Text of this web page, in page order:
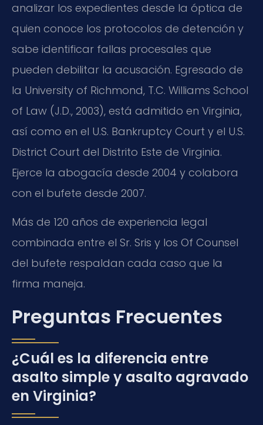
analizar los expedientes desde la óptica de
quien conoce los protocolos de detención y
sabe identificar fallas procesales que
pueden debilitar la acusación. Egresado de
la University of Richmond, T.C. Williams School
of Law (J.D., 2003), está admitido en Virginia,
así como en el U.S. Bankruptcy Court y el U.S.
District Court del Distrito Este de Virginia.
Ejerce la abogacía desde 2004 y colabora
con el bufete desde 2007.
Más de 120 años de experiencia legal
combinada entre el Sr. Sris y los Of Counsel
del bufete respaldan cada caso que la
firma maneja.
Preguntas Frecuentes
¿Cuál es la diferencia entre
asalto simple y asalto agravado
en Virginia?